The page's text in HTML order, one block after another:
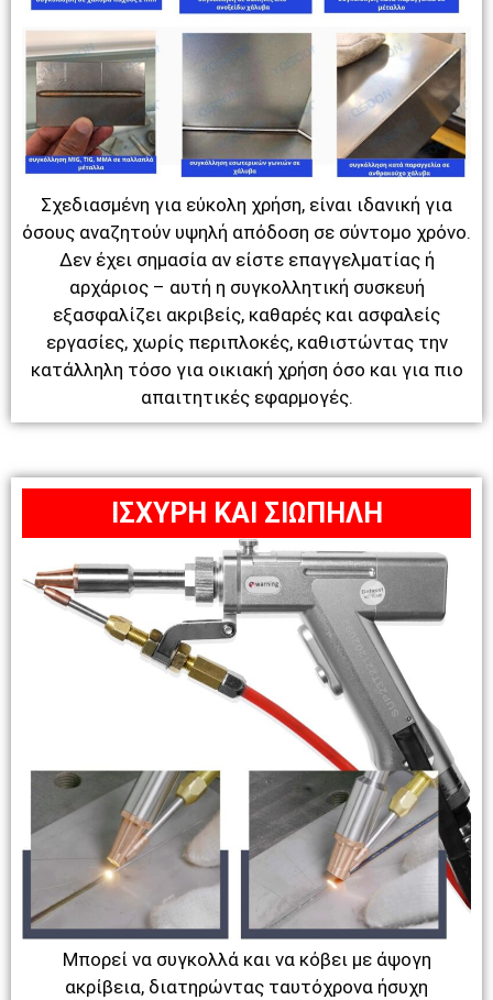
Σχεδιασμένη για εύκολη χρήση, είναι ιδανική για
όσους αναζητούν υψηλή απόδοση σε σύντομο χρόνο.
Δεν έχει σημασία αν είστε επαγγελματίας ή
αρχάριος – αυτή η συγκολλητική συσκευή
εξασφαλίζει ακριβείς, καθαρές και ασφαλείς
εργασίες, χωρίς περιπλοκές, καθιστώντας την
κατάλληλη τόσο για οικιακή χρήση όσο και για πιο
απαιτητικές εφαρμογές.
ΙΣΧΥΡΗ ΚΑΙ ΣΙΩΠΗΛΗ
Μπορεί να συγκολλά και να κόβει με άψογη
ακρίβεια, διατηρώντας ταυτόχρονα ήσυχη